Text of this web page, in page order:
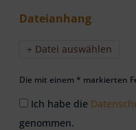
Dateianhang
+ Datei auswählen
Die mit einem * markierten
Ich habe die
genommen.